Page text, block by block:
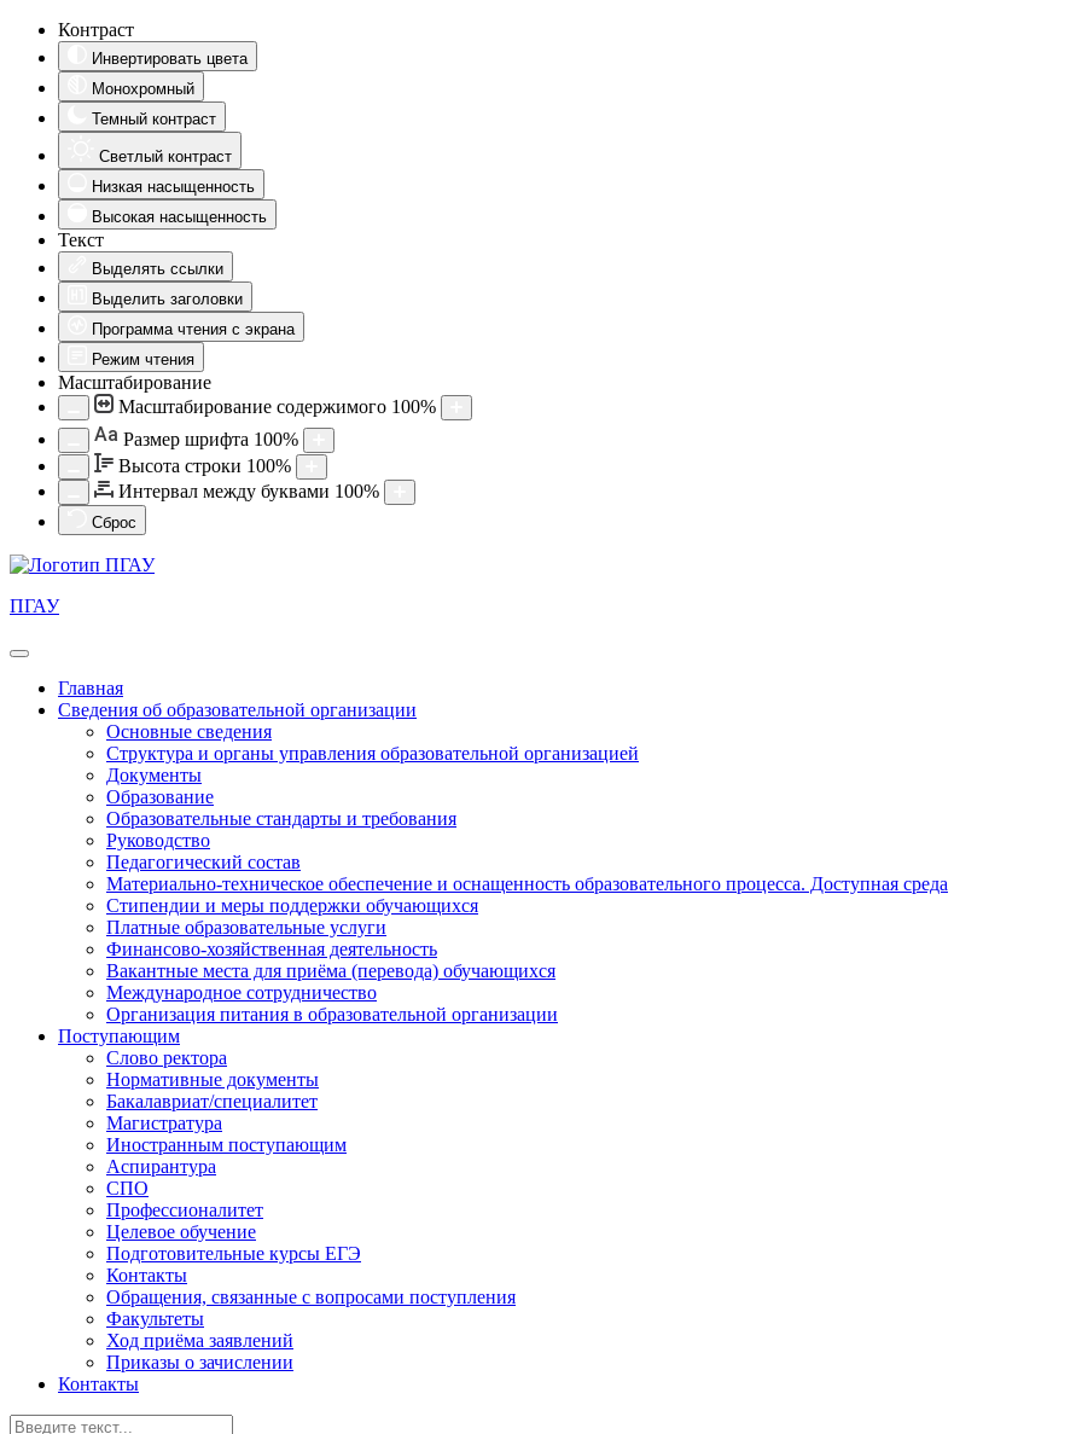
Контраст
Инвертировать цвета
Монохромный
Темный контраст
Светлый контраст
Низкая насыщенность
Высокая насыщенность
Текст
Выделять ссылки
Выделить заголовки
Программа чтения с экрана
Режим чтения
Масштабирование
Масштабирование содержимого 100%
Aa Размер шрифта 100%
Высота строки 100%
Интервал между буквами 100%
Сброс
ПГАУ
Главная
Сведения об образовательной организации
Основные сведения
Структура и органы управления образовательной организацией
Документы
Образование
Образовательные стандарты и требования
Руководство
Педагогический состав
Материально-техническое обеспечение и оснащенность образовательного процесса. Доступная среда
Стипендии и меры поддержки обучающихся
Платные образовательные услуги
Финансово-хозяйственная деятельность
Вакантные места для приёма (перевода) обучающихся
Международное сотрудничество
Организация питания в образовательной организации
Поступающим
Слово ректора
Нормативные документы
Бакалавриат/специалитет
Магистратура
Иностранным поступающим
Аспирантура
СПО
Профессионалитет
Целевое обучение
Подготовительные курсы ЕГЭ
Контакты
Обращения, связанные с вопросами поступления
Факультеты
Ход приёма заявлений
Приказы о зачислении
Контакты